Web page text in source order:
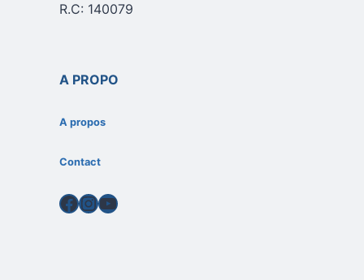
R.C: 140079
A PROPO
A propos
Contact
Facebook
Instagram
YouTube